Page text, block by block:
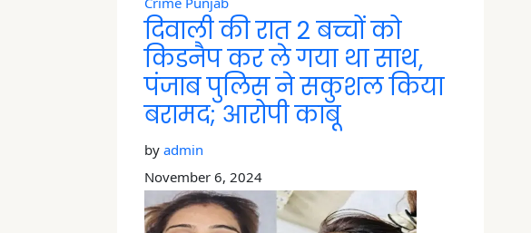
दिवाली की रात 2 बच्चों को
किडनैप कर ले गया था साथ,
पंजाब पुलिस ने सकुशल किया
बरामद; आरोपी काबू
by admin
November 6, 2024